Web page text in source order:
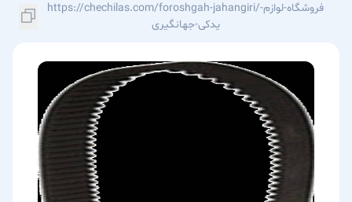
https://chechilas.com/foroshgah-jahangiri/فروشگاه-لوازم-
یدکی-جهانگیری